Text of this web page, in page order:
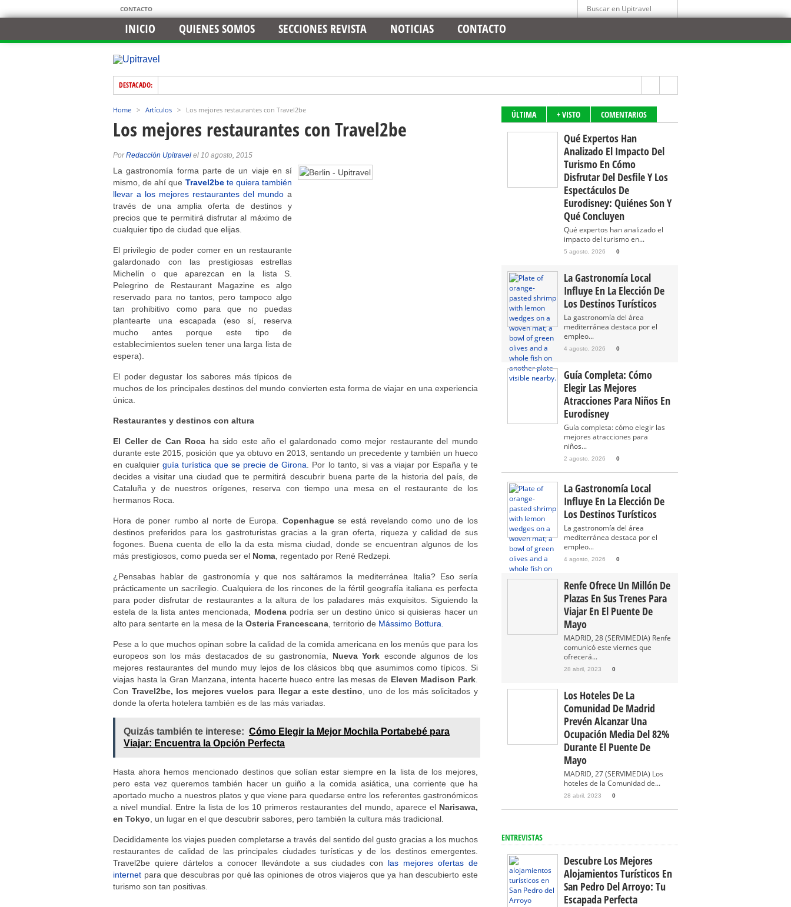
CONTACTO
INICIO QUIENES SOMOS SECCIONES REVISTA NOTICIAS CONTACTO
DESTACADO:
Home > Artículos > Los mejores restaurantes con Travel2be
Los mejores restaurantes con Travel2be
PorRedacción Upitravel el 10 agosto, 2015
La gastronomía forma parte de un viaje en sí
mismo, de ahí que Travel2bete quiera también
llevar a los mejores restaurantes del mundo a
través de una amplia oferta de destinos y
precios que te permitirá disfrutar al máximo de
cualquier tipo de ciudad que elijas.
El privilegio de poder comer en un restaurante
galardonado con las prestigiosas estrellas
Michelín o que aparezcan en la lista S.
Pelegrino de Restaurant Magazine es algo
reservado para no tantos, pero tampoco algo
tan prohibitivo como para que no puedas
plantearte una escapada (eso sí, reserva
mucho antes porque este tipo de
establecimientos suelen tener una larga lista de
espera).
El poder degustar los sabores más típicos de
muchos de los principales destinos del mundo convierten esta forma de viajar en una experiencia
única.
Restaurantes y destinos con altura
El Celler de Can Roca ha sido este año el galardonado como mejor restaurante del mundo
durante este 2015, posición que ya obtuvo en 2013, sentando un precedente y también un hueco
en cualquierguía turística que se precie de Girona . Por lo tanto, si vas a viajar por España y te
decides a visitar una ciudad que te permitirá descubrir buena parte de la historia del país, de
Cataluña y de nuestros orígenes, reserva con tiempo una mesa en el restaurante de los
hermanos Roca.
Hora de poner rumbo al norte de Europa. Copenhaguese está revelando como uno de los
destinos preferidos para los gastroturistas gracias a la gran oferta, riqueza y calidad de sus
fogones. Buena cuenta de ello la da esta misma ciudad, donde se encuentran algunos de los
más prestigiosos, como pueda ser el Noma , regentado por René Redzepi.
¿Pensabas hablar de gastronomía y que nos saltáramos la mediterránea Italia? Eso sería
prácticamente un sacrilegio. Cualquiera de los rincones de la fértil geografía italiana es perfecta
para poder disfrutar de restaurantes a la altura de los paladares más exquisitos. Siguiendo la
estela de la lista antes mencionada, Modenapodría ser un destino único si quisieras hacer un
alto para sentarte en la mesa de la Osteria Francescana , territorio de Mássimo Bottura
Pese a lo que muchos opinan sobre la calidad de la comida americana en los menús que para los
europeos son los más destacados de su gastronomía,
Nueva York esconde algunos de los
mejores restaurantes del mundo muy lejos de los clásicos bbq que asumimos como típicos. Si
viajas hasta la Gran Manzana, intenta hacerte hueco entre las mesas de Eleven Madison Park
Con Travel2be, los mejores vuelos para llegar a este destino , uno de los más solicitados y
donde la oferta hotelera también es de las más variadas.
Quizás también te interese: Cómo Elegir la Mejor Mochila Portabebé para
Viajar: Encuentra la Opción Perfecta
Hasta ahora hemos mencionado destinos que solían estar siempre en la lista de los mejores,
pero esta vez queremos también hacer un guiño a la comida asiática, una corriente que ha
aportado mucho a nuestros platos y que viene para quedarse entre los referentes gastronómicos
a nivel mundial. Entre la lista de los 10 primeros restaurantes del mundo, aparece el Narisawa,
en Tokyo , un lugar en el que descubrir sabores, pero también la cultura más tradicional.
Decididamente los viajes pueden completarse a través del sentido del gusto gracias a los muchos
restaurantes de calidad de las principales ciudades turísticas y de los destinos emergentes.
Travel2be quiere dártelos a conocer llevándote a sus ciudades con las mejores ofertas de
internet para que descubras por qué las opiniones de otros viajeros que ya han descubierto este
turismo son tan positivas.
ÚLTIMA + VISTO COMENTARIOS
Qué Expertos Han
Analizado El Impacto Del
Turismo En Cómo
Disfrutar Del Desfile Y Los
Espectáculos De
Eurodisney: Quiénes Son Y
Qué Concluyen
Qué expertos han analizado el
impacto del turismo en...
5 agosto, 2026 0
La Gastronomía Local
Influye En La Elección De
Los Destinos Turísticos
La gastronomía del área
mediterránea destaca por el
empleo...
4 agosto, 2026 0
Guía Completa: Cómo
Elegir Las Mejores
Atracciones Para Niños En
Eurodisney
Guía completa: cómo elegir las
mejores atracciones para
niños...
2 agosto, 2026 0
La Gastronomía Local
Influye En La Elección De
Los Destinos Turísticos
La gastronomía del área
mediterránea destaca por el
empleo...
4 agosto, 2026 0
Renfe Ofrece Un Millón De
Plazas En Sus Trenes Para
Viajar En El Puente De
Mayo
MADRID, 28 (SERVIMEDIA) Renfe
comunicó este viernes que
ofrecerá...
28 abril, 2023 0
Los Hoteles De La
Comunidad De Madrid
Prevén Alcanzar Una
Ocupación Media Del 82%
Durante El Puente De
Mayo
MADRID, 27 (SERVIMEDIA) Los
hoteles de la Comunidad de...
28 abril, 2023 0
ENTREVISTAS
Descubre Los Mejores
Alojamientos Turísticos En
San Pedro Del Arroyo: Tu
Escapada Perfecta